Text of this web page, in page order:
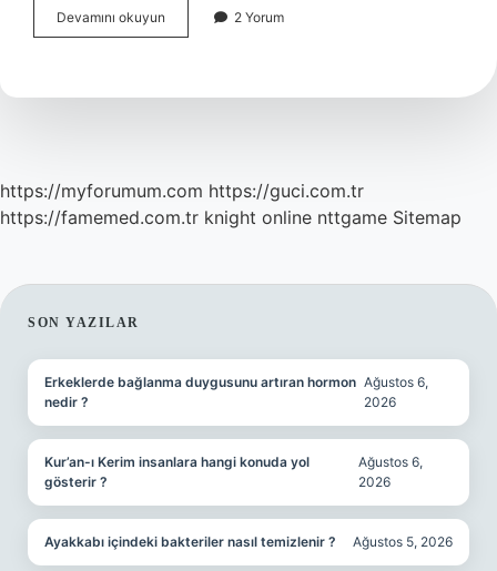
Devamını okuyun Burkulma
Da
2 Yorum
https://myforumum.com https://guci.com.tr
https://famemed.com.tr knight online nttgame Sitemap
SIDEBAR
SON YAZILAR
Erkeklerde bağlanma duygusunu artıran hormon
nedir ?
Ağustos 6,
2026
Kur’an-ı Kerim insanlara hangi konuda yol
gösterir ?
Ağustos 6,
2026
Ayakkabı içindeki bakteriler nasıl temizlenir ? Ağustos 5, 2026